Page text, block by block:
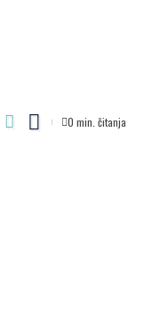
0 min. čitanja